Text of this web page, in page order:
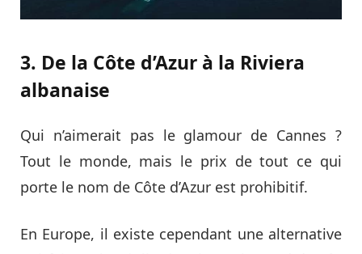
3. De la Côte d’Azur à la Riviera
albanaise
Qui n’aimerait pas le glamour de Cannes ?
Tout le monde, mais le prix de tout ce qui
porte le nom de Côte d’Azur est prohibitif.
En Europe, il existe cependant une alternative